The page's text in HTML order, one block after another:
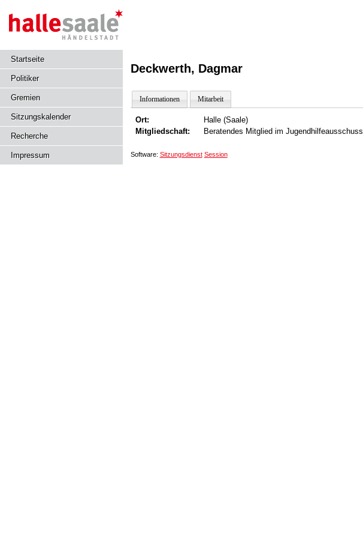
Startseite
Politiker
Gremien
Sitzungskalender
Recherche
Impressum
Deckwerth, Dagmar
Informationen Mitarbeit
Ort:
Halle (Saale)
Mitgliedschaft:
Beratendes Mitglied im Jugendhilfeausschuss
Software: Sitzungsdienst Session